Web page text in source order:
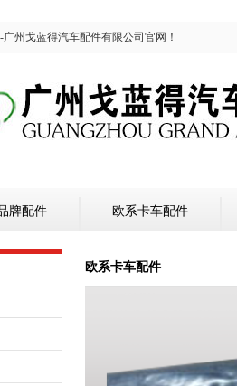
州戈蓝得汽车配件有限公司官网！
牌配件 欧系卡车配件
欧系卡车配件